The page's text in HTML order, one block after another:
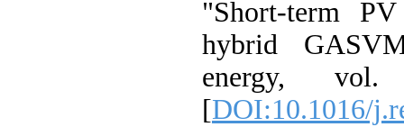
"Short-term
hybrid
energy,
[DOI:10.1016/